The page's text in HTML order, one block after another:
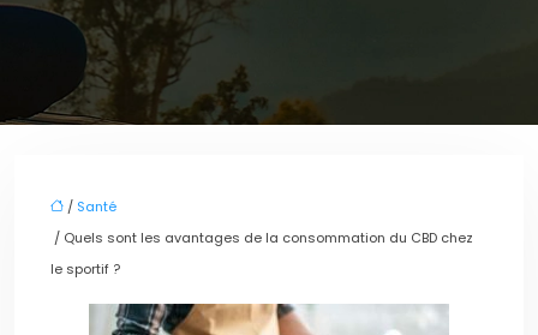
/ Santé
/ Quels sont les avantages de la consommation du CBD chez
le sportif ?